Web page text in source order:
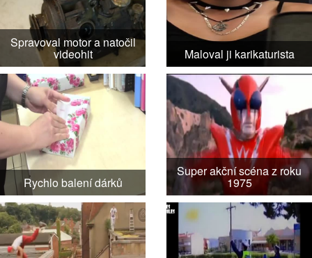
Spravoval motor a natočil
videohit Maloval ji karikaturista
Rychlo balení dárků
Super akční scéna z roku
1975